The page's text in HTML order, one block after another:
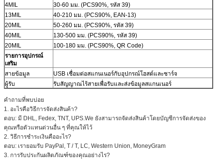
4MIL
30-60 มม. (PCS90%, รหัส 39)
13MIL
40-210 มม. (PCS90%, EAN-13)
20MIL
50-260 มม. (PCS90%, รหัส 39)
40MIL
130-500 มม. (PCS90%, รหัส 39)
20MIL
100-180 มม. (PCS90%, QR Code)
รายการอุปกรณ์
เสริม
สายข้อมูล
USB เชื่อมต่อสแกนเนอร์กับอุปกรณ์โฮสต์และชาร์จ
ผู้รับ
รับสัญญาณไร้สายเพื่อรับและส่งข้อมูลสแกนเนอร์
คำถามที่พบบ่อย
1. อะไรคือวิธีการจัดส่งสินค้า?
ตอบ: มี DHL, Fedex, TNT, UPS.We ยังสามารถจัดส่งสินค้าโดยบัญชีการจัดส่งของ
คุณหรือตัวแทนด่วนอื่น ๆ ที่คุณให้ไว้
2. วิธีการชำระเงินคืออะไร?
ตอบ: เรายอมรับ PayPal, T / T, LC, Western Union, MoneyGram
3. การรับประกันผลิตภัณฑ์ของคุณอย่างไร?